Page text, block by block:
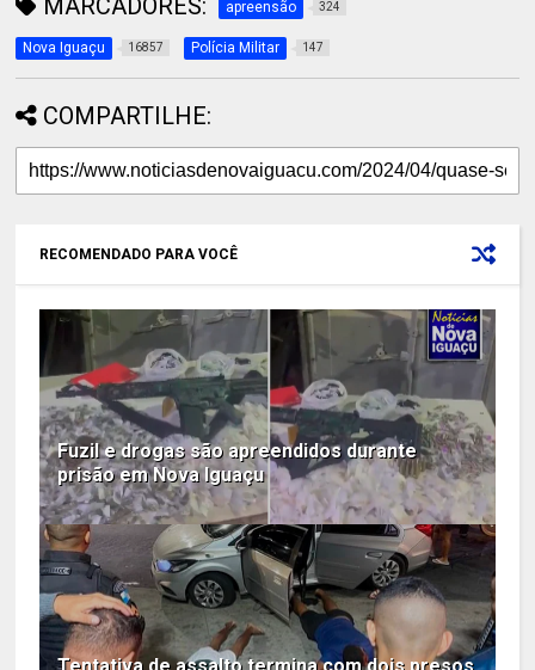
apreensão 324
Nova Iguaçu 16857 Polícia Militar 147
COMPARTILHE:
RECOMENDADO PARA VOCÊ
Fuzil e drogas são apreendidos durante
prisão em Nova Iguaçu
Tentativa de assalto termina com dois presos